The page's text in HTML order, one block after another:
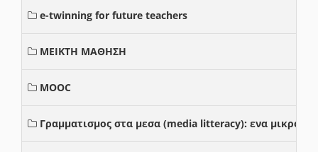
e-twinning for future teachers
ΜΕΙΚΤΗ ΜΑΘΗΣΗ
MOOC
Γραμματισμος στα μεσα (media litteracy): ενα μικρο